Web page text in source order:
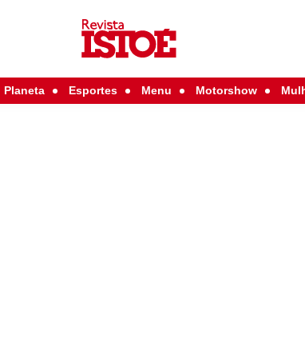
Planeta Esportes Menu Motorshow